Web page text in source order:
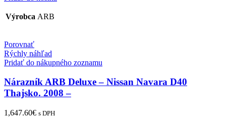
Výrobca ARB
Porovnať
Rýchly náhľad
Pridať do nákupného zoznamu
Nárazník ARB Deluxe – Nissan Navara D40
Thajsko. 2008 –
1,647.60€ s DPH